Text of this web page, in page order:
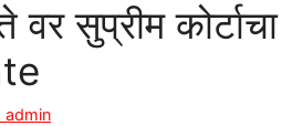
वर सुप्रीम
admin